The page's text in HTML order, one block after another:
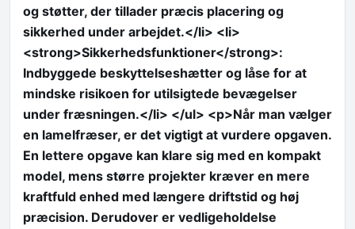
og støtter, der tillader præcis placering og
sikkerhed under arbejdet.</li> <li>
<strong>Sikkerhedsfunktioner</strong>:
Indbyggede beskyttelseshætter og låse for at
mindske risikoen for utilsigtede bevægelser
under fræsningen.</li> </ul> <p>Når man vælger
en lamelfræser, er det vigtigt at vurdere opgaven.
En lettere opgave kan klare sig med en kompakt
model, mens større projekter kræver en mere
kraftfuld enhed med længere driftstid og høj
præcision. Derudover er vedligeholdelse